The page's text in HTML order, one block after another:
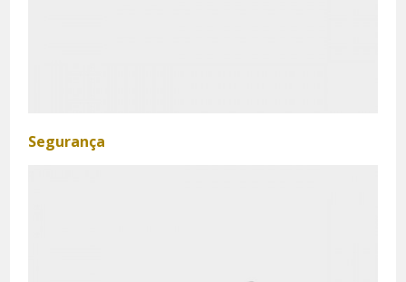
Segurança